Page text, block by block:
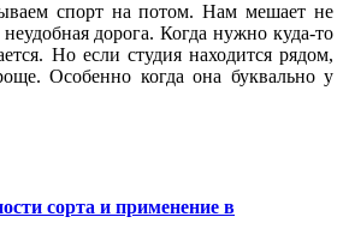
спорт на потом. Нам мешает не
дорога. Когда нужно куда-то
Но если студия находится рядом,
Особенно когда она буквально у
сорта и применение в